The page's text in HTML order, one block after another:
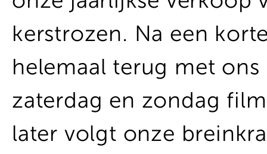
kerstrozen. Na een
helemaal terug met
zaterdag en zondag
later volgt onze